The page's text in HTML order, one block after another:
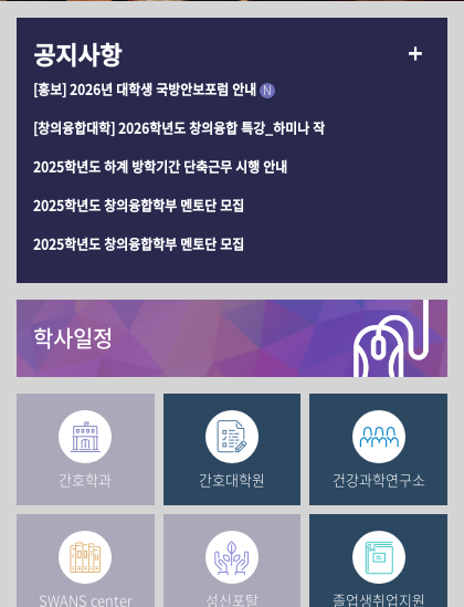
공지사항
[홍보] 2026년 대학생 국방안보포럼 안내 N
[창의융합대학] 2026학년도 창의융합 특강_하미나 작
2025학년도 하계 방학기간 단축근무 시행 안내
2025학년도 창의융합학부 멘토단 모집
2025학년도 창의융합학부 멘토단 모집
학사일정
간호학과 간호대학원 건강과학연구소
SWANS center 성신포탈 졸업생취업지원